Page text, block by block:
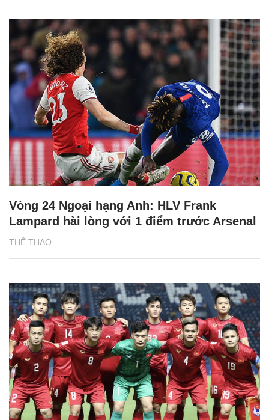
THỂ THAO
Vòng 24 Ngoại hạng Anh: HLV Frank
Lampard hài lòng với 1 điểm trước Arsenal